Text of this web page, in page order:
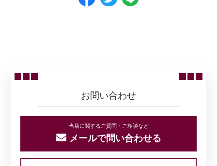
お問い合わせ
当店に関するご質問・ご相談など
メールで問い合わせる